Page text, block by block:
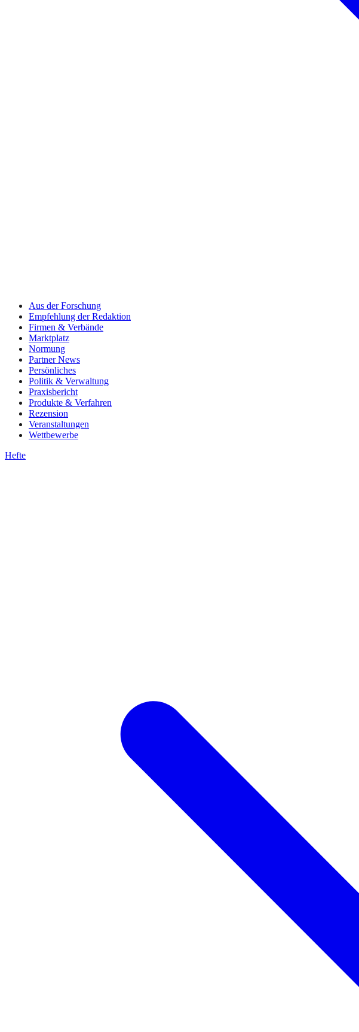
Aus der Forschung
Empfehlung der Redaktion
Firmen & Verbände
Marktplatz
Normung
Partner News
Persönliches
Politik & Verwaltung
Praxisbericht
Produkte & Verfahren
Rezension
Veranstaltungen
Wettbewerbe
Hefte